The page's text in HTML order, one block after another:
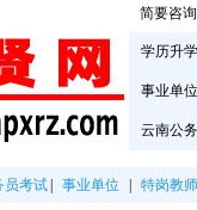
简要咨询
学历升学
事业单位
云南公
员考试 事业单位 特岗教师